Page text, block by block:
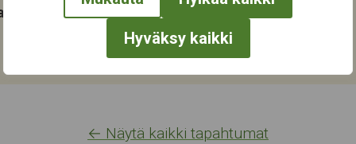
Hyväksy kaikki
← Näytä kaikki tapahtumat